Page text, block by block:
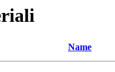
Name